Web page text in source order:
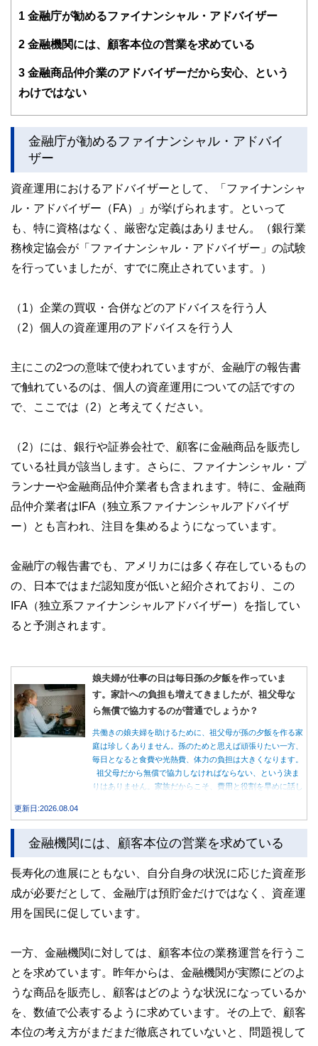
1 金融庁が勧めるファイナンシャル・アドバイザー
2 金融機関には、顧客本位の営業を求めている
3 金融商品仲介業のアドバイザーだから安心、という
わけではない
金融庁が勧めるファイナンシャル・アドバイ
ザー
資産運用におけるアドバイザーとして、「ファイナンシャ
ル・アドバイザー（FA）」が挙げられます。といって
も、特に資格はなく、厳密な定義はありません。（銀行業
務検定協会が「ファイナンシャル・アドバイザー」の試験
を行っていましたが、すでに廃止されています。）
（1）企業の買収・合併などのアドバイスを行う人
（2）個人の資産運用のアドバイスを行う人
主にこの2つの意味で使われていますが、金融庁の報告書
で触れているのは、個人の資産運用についての話ですの
で、ここでは（2）と考えてください。
（2）には、銀行や証券会社で、顧客に金融商品を販売し
ている社員が該当します。さらに、ファイナンシャル・プ
ランナーや金融商品仲介業者も含まれます。特に、金融商
品仲介業者はIFA（独立系ファイナンシャルアドバイザ
ー）とも言われ、注目を集めるようになっています。
金融庁の報告書でも、アメリカには多く存在しているもの
の、日本ではまだ認知度が低いと紹介されており、この
IFA（独立系ファイナンシャルアドバイザー）を指してい
ると予測されます。
娘夫婦が仕事の日は毎日孫の夕飯を作っていま
す。家計への負担も増えてきましたが、祖父母な
ら無償で協力するのが普通でしょうか？
共働きの娘夫婦を助けるために、祖父母が孫の夕飯を作る家
庭は珍しくありません。孫のためと思えば頑張りたい一方、
毎日となると食費や光熱費、体力の負担は大きくなります。
祖父母だから無償で協力しなければならない、という決ま
りはありません。家族だからこそ、費用と役割を早めに話し
更新日:2026.08.04
金融機関には、顧客本位の営業を求めている
長寿化の進展にともない、自分自身の状況に応じた資産形
成が必要だとして、金融庁は預貯金だけではなく、資産運
用を国民に促しています。
一方、金融機関に対しては、顧客本位の業務運営を行うこ
とを求めています。昨年からは、金融機関が実際にどのよ
うな商品を販売し、顧客はどのような状況になっているか
を、数値で公表するように求めています。その上で、顧客
本位の考え方がまだまだ徹底されていないと、問題視して